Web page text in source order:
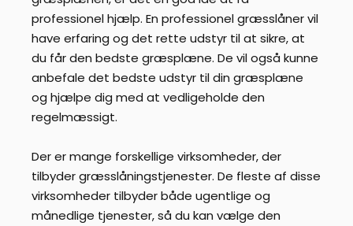
professionel hjælp. En professionel græsslåner vil
have erfaring og det rette udstyr til at sikre, at
du får den bedste græsplæne. De vil også kunne
anbefale det bedste udstyr til din græsplæne
og hjælpe dig med at vedligeholde den
regelmæssigt.
Der er mange forskellige virksomheder, der
tilbyder græsslåningstjenester. De fleste af disse
virksomheder tilbyder både ugentlige og
månedlige tjenester, så du kan vælge den